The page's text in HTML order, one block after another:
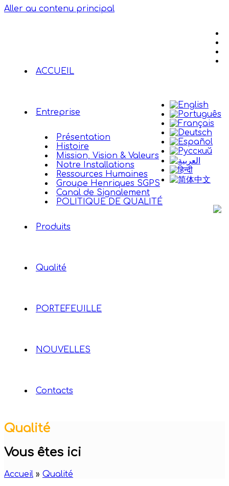
Aller au contenu principal
ACCUEIL
Entreprise
Présentation
Histoire
Mission, Vision & Valeurs
Notre Installations
Ressources Humaines
Groupe Henriques SGPS
Canal de Signalement
POLITIQUE DE QUALITÉ
Produits
Qualité
PORTEFEUILLE
NOUVELLES
Contacts
Qualité
Vous êtes ici
Accueil » Qualité